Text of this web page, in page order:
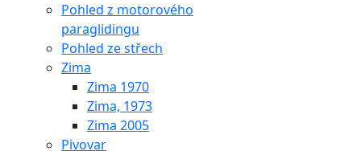
Pohled z motorového
paraglidingu
Pohled ze střech
Zima
Zima 1970
Zima, 1973
Zima 2005
Pivovar